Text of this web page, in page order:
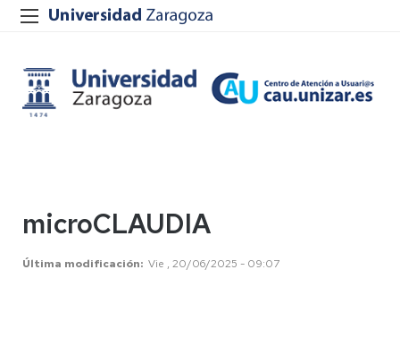
microCLAUDIA
Última modificación Vie , 20/06/2025 - 09:07